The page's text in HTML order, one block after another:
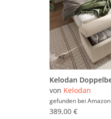
von Kelodan
gefunden bei Amazon
389,00 €